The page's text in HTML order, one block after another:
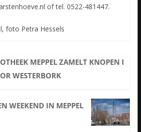
of tel. 0522-481447.
foto Petra Hessels
MEPPEL ZAMELT KNOPEN I
WESTERBORK
WEEKEND IN MEPPEL